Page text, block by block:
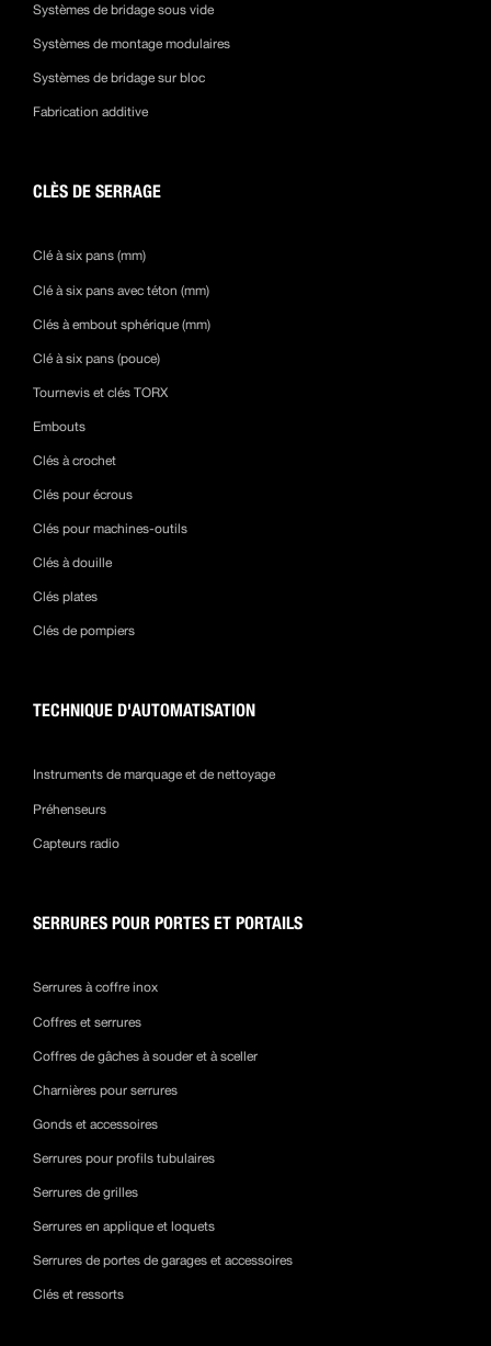
Systèmes de bridage sous vide
Systèmes de montage modulaires
Systèmes de bridage sur bloc
Fabrication additive
CLÈS DE SERRAGE
Clé à six pans (mm)
Clé à six pans avec téton (mm)
Clés à embout sphérique (mm)
Clé à six pans (pouce)
Tournevis et clés TORX
Embouts
Clés à crochet
Clés pour écrous
Clés pour machines-outils
Clés à douille
Clés plates
Clés de pompiers
TECHNIQUE D'AUTOMATISATION
Instruments de marquage et de nettoyage
Préhenseurs
Capteurs radio
SERRURES POUR PORTES ET PORTAILS
Serrures à coffre inox
Coffres et serrures
Coffres de gâches à souder et à sceller
Charnières pour serrures
Gonds et accessoires
Serrures pour profils tubulaires
Serrures de grilles
Serrures en applique et loquets
Serrures de portes de garages et accessoires
Clés et ressorts